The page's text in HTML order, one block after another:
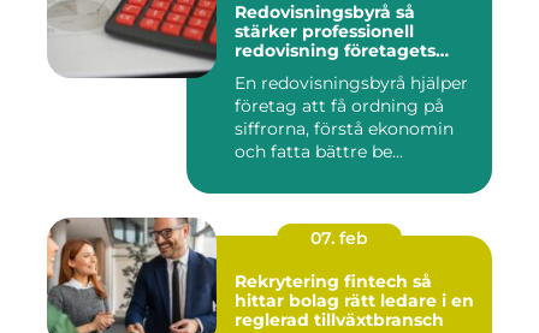
Redovisningsbyrå så
stärker professionell
redovisning företagets
En redovisningsbyrå hjälper
företag att få ordning på
siffrorna, förstå ekonomin
och fatta bättre be...
07. feb
Rekrytering fintech så
hittar bolag rätt ledare i en
reglerad tillväxtbransch